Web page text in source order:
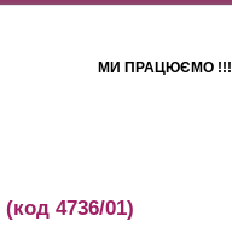
МИ ПРАЦЮЄМО !!!
(код 4736/01)